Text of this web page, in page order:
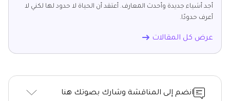
أجد أشياء جديدة وأحدث المعارف. أعتقد أن الحياة لا حدود لها لكني لا
أعرف حدودًا.
عرض كل المقالات
انضم إلى المناقشة وشارك بصوتك هنا